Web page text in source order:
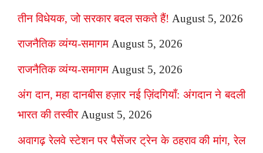
तीन विधेयक, जो सरकार बदल सकते हैं! August 5, 2026
राजनैतिक व्यंग्य-समागम August 5, 2026
राजनैतिक व्यंग्य-समागम August 5, 2026
अंग दान, महा दानबीस हज़ार नई ज़िंदगियाँ: अंगदान ने बदली
भारत की तस्वीर August 5, 2026
अवागढ़ रेलवे स्टेशन पर पैसेंजर ट्रेन के ठहराव की मांग, रेल